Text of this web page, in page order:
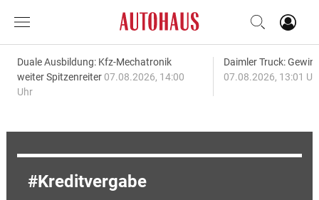
Duale Ausbildung: Kfz-Mechatronik
weiter Spitzenreiter 07.08.2026, 14:00
Uhr
Daimler Truck:
07.08.2026, 13:01
Kreditvergabe